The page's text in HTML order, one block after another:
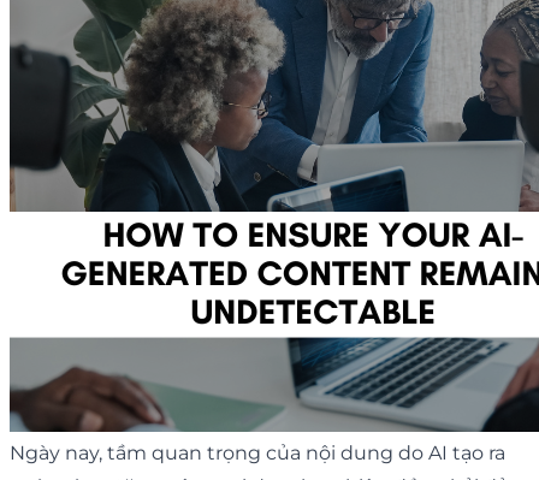
Ngày nay, tầm quan trọng của nội dung do AI tạo ra